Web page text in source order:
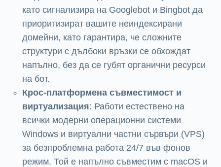
като сигнализира на Googlebot и Bingbot да
приоритизират вашите неиндексирани
домейни, като гарантира, че сложните
структури с дълбоки връзки се обхождат
напълно, без да се губят органични ресурси
на бот.
Крос-платформена съвместимост и
виртуализация: Работи естествено на
всички модерни операционни системи
Windows и виртуални частни сървъри (VPS)
за безпроблемна работа 24/7 във фонов
режим. Той е напълно съвместим с macOS и